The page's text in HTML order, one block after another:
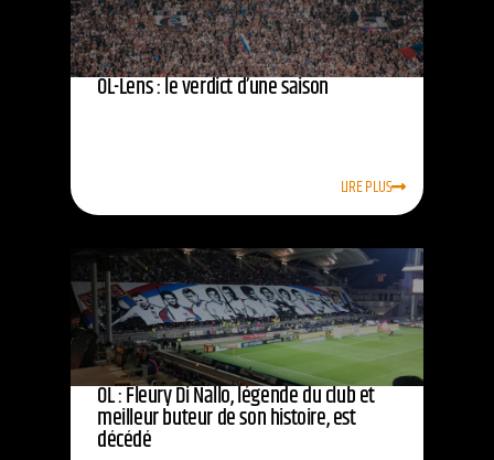
OL-Lens : le verdict d’une saison
LIRE PLUS
OL : Fleury Di Nallo, légende du club et
meilleur buteur de son histoire, est
décédé